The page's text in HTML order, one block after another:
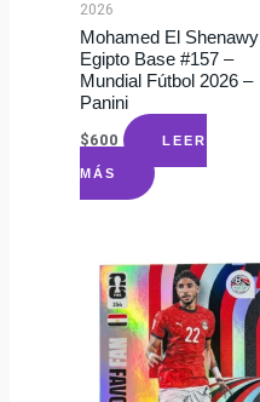
2026
Mohamed El Shenawy
Egipto Base #157 –
Mundial Fútbol 2026 –
Panini
$600 LEER
MÁS